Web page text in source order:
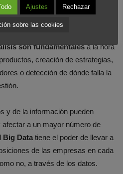
de sus productos y
son fundamentalesa la hora
creación de estrategias,
o detección de dónde falla la
y de la información pueden
a un mayor número de
Big Datatiene el poder de llevar a
de las empresas en cada
no, a través de los datos.
Ajustes Rechazar
sobre las cookies